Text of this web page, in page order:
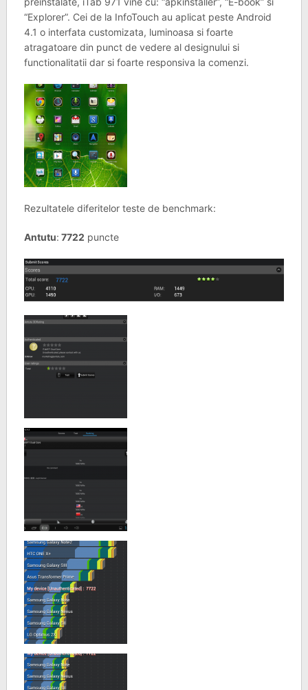
“Explorer”. Cei de la InfoTouch au aplicat peste Android
4.1 o interfata customizata, luminoasa si foarte
atragatoare din punct de vedere al designului si
functionalitatii dar si foarte responsiva la comenzi.
Rezultatele diferitelor teste de benchmark:
Antutu: 7722 puncte